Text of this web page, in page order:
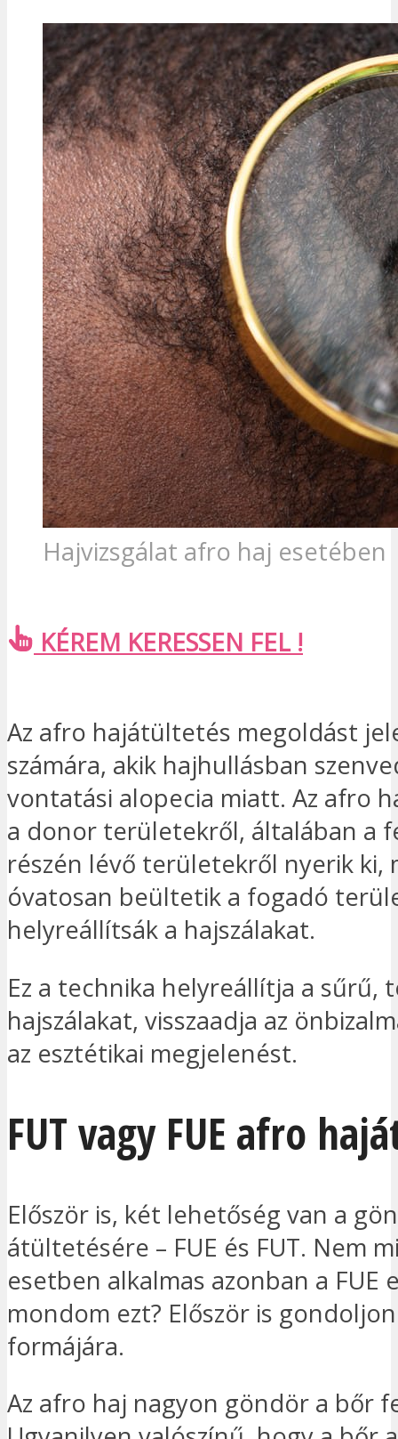
Hajvizsgálat afro haj esetében
KÉREM KERESSEN FEL !
Az afro hajátültetés megoldást
számára, akik hajhullásban
vontatási alopecia miatt. Az afro
a donor területekről, általában a
részén lévő területekről nyerik ki,
óvatosan beültetik a fogadó
helyreállítsák a hajszálakat.
Ez a technika helyreállítja a sűrű,
hajszálakat, visszaadja az
az esztétikai megjelenést.
FUT vagy FUE afro
Először is, két lehetőség van a
átültetésére – FUE és FUT. Nem
esetben alkalmas azonban a FUE
mondom ezt? Először is
formájára.
Az afro haj nagyon göndör a bőr